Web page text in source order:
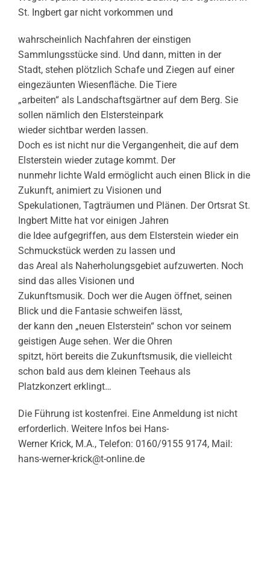
St. Ingbert gar nicht vorkommen und
wahrscheinlich Nachfahren der einstigen
Sammlungsstücke sind. Und dann, mitten in der
Stadt, stehen plötzlich Schafe und Ziegen auf einer
eingezäunten Wiesenfläche. Die Tiere
„arbeiten“ als Landschaftsgärtner auf dem Berg. Sie
sollen nämlich den Elstersteinpark
wieder sichtbar werden lassen.
Doch es ist nicht nur die Vergangenheit, die auf dem
Elsterstein wieder zutage kommt. Der
nunmehr lichte Wald ermöglicht auch einen Blick in die
Zukunft, animiert zu Visionen und
Spekulationen, Tagträumen und Plänen. Der Ortsrat St.
Ingbert Mitte hat vor einigen Jahren
die Idee aufgegriffen, aus dem Elsterstein wieder ein
Schmuckstück werden zu lassen und
das Areal als Naherholungsgebiet aufzuwerten. Noch
sind das alles Visionen und
Zukunftsmusik. Doch wer die Augen öffnet, seinen
Blick und die Fantasie schweifen lässt,
der kann den „neuen Elsterstein“ schon vor seinem
geistigen Auge sehen. Wer die Ohren
spitzt, hört bereits die Zukunftsmusik, die vielleicht
schon bald aus dem kleinen Teehaus als
Platzkonzert erklingt…
Die Führung ist kostenfrei. Eine Anmeldung ist nicht
erforderlich. Weitere Infos bei Hans-
Werner Krick, M.A., Telefon: 0160/9155 9174, Mail:
hans-werner-krick@t-online.de